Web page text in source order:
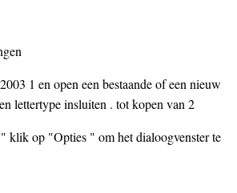
1 en open een bestaande of een nieuw
lettertype insluiten . tot kopen van 2
klik op "Opties " om het dialoogvenster te